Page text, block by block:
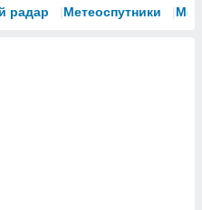
радар Метеоспутники